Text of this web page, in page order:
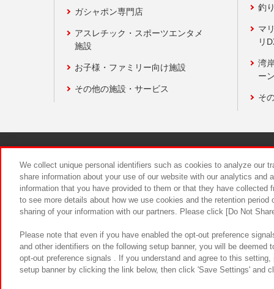
ガシャポン専門店
アスレチック・スポーツエンタメ
施設
お子様・ファミリー向け施設
その他の施設・サービス
釣
マ
リ
湾
ー
そ
食品のご
We collect unique personal identifiers such as cookies to analyze our
share information about your use of our website with our analytics and
information that you have provided to them or that they have
to see more details about how we use cookies and the retention
sharing of your information with our partners. Please click [Do Not
Please note that even if you have enabled the opt-out preference
and other identifiers on the following setup banner, you will be
opt-out preference signals . If you understand and agree to this
setup banner by clicking the link below, then click 'Save Settings' and